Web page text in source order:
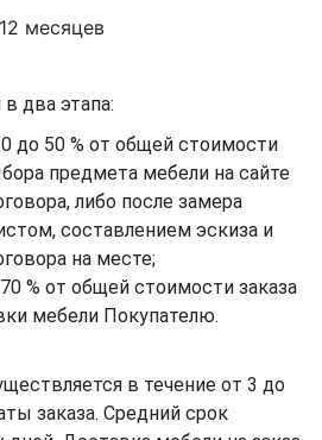
12 месяцев
два этапа:
до 50 % от общей стоимости
предмета мебели на сайте
либо после замера
составлением эскиза и
на месте;
% от общей стоимости заказа
мебели Покупателю.
в течение от 3 до
заказа. Средний срок